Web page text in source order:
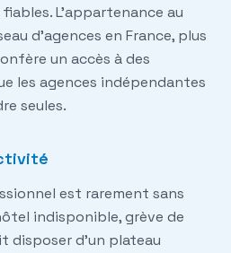
L'appartenance au
d'agences en France, plus
un accès à des
les agences indépendantes
seules.
est rarement sans
indisponible, grève de
disposer d'un plateau